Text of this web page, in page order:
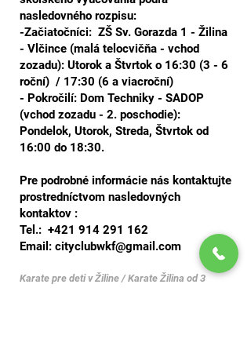
nasledovného rozpisu:
-Začiatočníci: ZŠ Sv. Gorazda 1 - Žilina
- Vlčince (malá telocvičňa - vchod
zozadu): Utorok a Štvrtok o 16:30 (3 - 6
roční) / 17:30 (6 a viacroční)
- Pokročilí: Dom Techniky - SADOP
(vchod zozadu - 2. poschodie):
Pondelok, Utorok, Streda, Štvrtok od
16:00 do 18:30.
Pre podrobné informácie nás kontaktujte
prostredníctvom nasledovných
kontaktov :
Tel.: +421 914 291 162
Email: cityclubwkf@gmail.com
Karate pre deti v Žiline / Karate Žilina od 3